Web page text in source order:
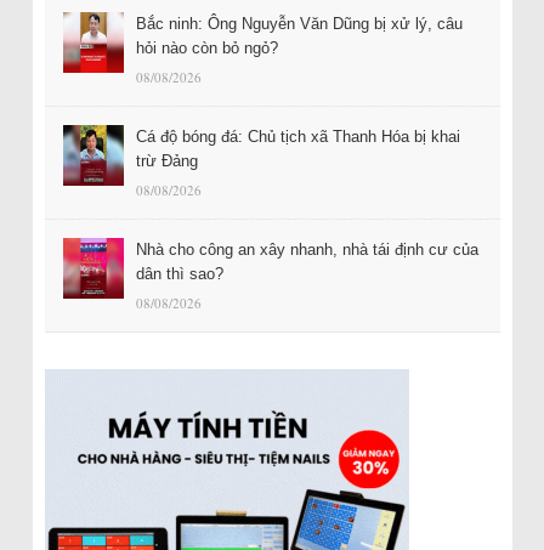
Bắc ninh: Ông Nguyễn Văn Dũng bị xử lý, câu
hỏi nào còn bỏ ngỏ?
08/08/2026
Cá độ bóng đá: Chủ tịch xã Thanh Hóa bị khai
trừ Đảng
08/08/2026
Nhà cho công an xây nhanh, nhà tái định cư của
dân thì sao?
08/08/2026